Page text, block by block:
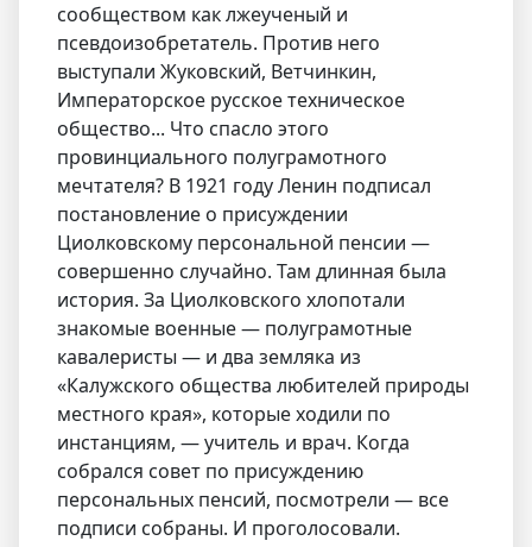
сообществом как лжеученый и
псевдоизобретатель. Против него
выступали Жуковский, Ветчинкин,
Императорское русское техническое
общество... Что спасло этого
провинциального полуграмотного
мечтателя? В 1921 году Ленин подписал
постановление о присуждении
Циолковскому персональной пенсии —
совершенно случайно. Там длинная была
история. За Циолковского хлопотали
знакомые военные — полуграмотные
кавалеристы — и два земляка из
«Калужского общества любителей природы
местного края», которые ходили по
инстанциям, — учитель и врач. Когда
собрался совет по присуждению
персональных пенсий, посмотрели — все
подписи собраны. И проголосовали.